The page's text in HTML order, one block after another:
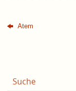
Atem
Suche